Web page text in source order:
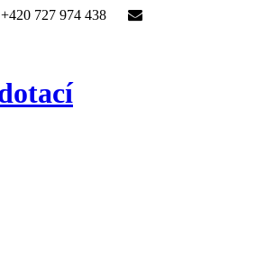
+420 727 974 438